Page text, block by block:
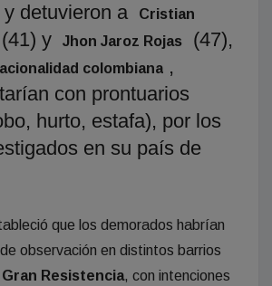
detuvieron a
Cristian
(41) y Jhon Jaroz Rojas
(47),
colombiana ,
con prontuarios
hurto, estafa), por los
en su país de
que los demorados habrían
observación en distintos barrios
Gran Resistencia, con intenciones